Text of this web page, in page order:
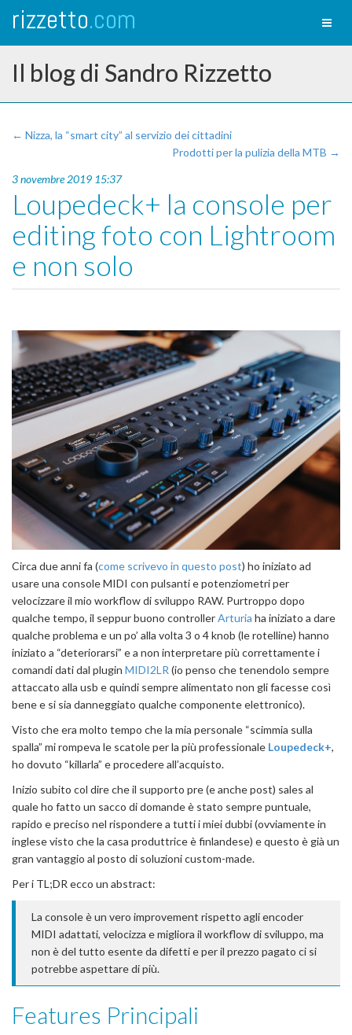
rizzetto.com
Il blog di Sandro Rizzetto
← Nizza, la “smart city” al servizio dei cittadini
Prodotti per la pulizia della MTB →
3 novembre 2019 15:37
Loupedeck+ la console per
editing foto con Lightroom
e non solo
Circa due anni fa (come scrivevo in questo post) ho iniziato ad
usare una console MIDI con pulsanti e potenziometri per
velocizzare il mio workflow di sviluppo RAW. Purtroppo dopo
qualche tempo, il seppur buono controllerArturia ha iniziato a dare
qualche problema e un po’ alla volta 3 o 4 knob (le rotelline) hanno
iniziato a “deteriorarsi” e a non interpretare più correttamente i
comandi dati dal plugin MIDI2LR (io penso che tenendolo sempre
attaccato alla usb e quindi sempre alimentato non gli facesse così
bene e si sia danneggiato qualche componente elettronico).
Visto che era molto tempo che la mia personale “scimmia sulla
spalla” mi rompeva le scatole per la più professionale Loupedeck+,
ho dovuto “killarla” e procedere all’acquisto.
Inizio subito col dire che il supporto pre (e anche post) sales al
quale ho fatto un sacco di domande è stato sempre puntuale,
rapido e preciso nel rispondere a tutti i miei dubbi (ovviamente in
inglese visto che la casa produttrice è finlandese) e questo è già un
gran vantaggio al posto di soluzioni custom-made.
Per i TL;DR ecco un abstract:
La console è un vero improvement rispetto agli encoder
MIDI adattati, velocizza e migliora il workflow di sviluppo, ma
non è del tutto esente da difetti e per il prezzo pagato ci si
potrebbe aspettare di più.
Features Principali